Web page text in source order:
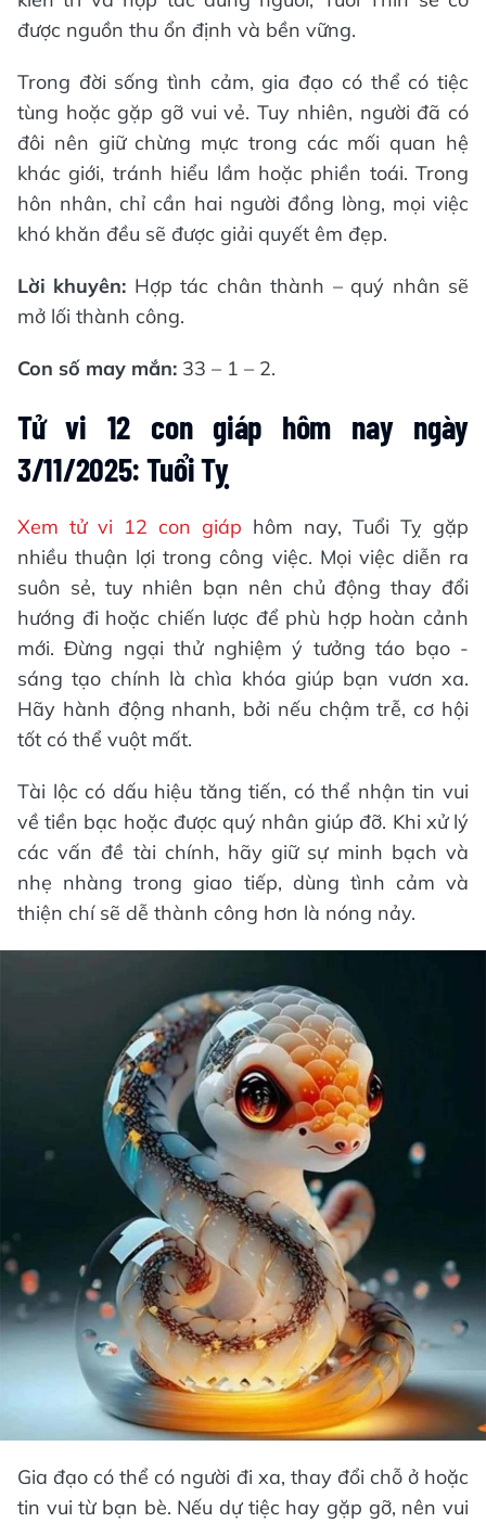
được nguồn thu ổn định và bền vững.
Trong đời sống tình cảm, gia đạo có thể có tiệc
tùng hoặc gặp gỡ vui vẻ. Tuy nhiên, người đã có
đôi nên giữ chừng mực trong các mối quan hệ
khác giới, tránh hiểu lầm hoặc phiền toái. Trong
hôn nhân, chỉ cần hai người đồng lòng, mọi việc
khó khăn đều sẽ được giải quyết êm đẹp.
Lời khuyên: Hợp tác chân thành – quý nhân sẽ
mở lối thành công.
Con số may mắn: 33 – 1 – 2.
Tử vi 12 con giáp hôm nay ngày
3/11/2025: Tuổi Tỵ
Xem tử vi 12 con giáp hôm nay, Tuổi Tỵ gặp
nhiều thuận lợi trong công việc. Mọi việc diễn ra
suôn sẻ, tuy nhiên bạn nên chủ động thay đổi
hướng đi hoặc chiến lược để phù hợp hoàn cảnh
mới. Đừng ngại thử nghiệm ý tưởng táo bạo -
sáng tạo chính là chìa khóa giúp bạn vươn xa.
Hãy hành động nhanh, bởi nếu chậm trễ, cơ hội
tốt có thể vuột mất.
Tài lộc có dấu hiệu tăng tiến, có thể nhận tin vui
về tiền bạc hoặc được quý nhân giúp đỡ. Khi xử lý
các vấn đề tài chính, hãy giữ sự minh bạch và
nhẹ nhàng trong giao tiếp, dùng tình cảm và
thiện chí sẽ dễ thành công hơn là nóng nảy.
Gia đạo có thể có người đi xa, thay đổi chỗ ở hoặc
tin vui từ bạn bè. Nếu dự tiệc hay gặp gỡ, nên vui